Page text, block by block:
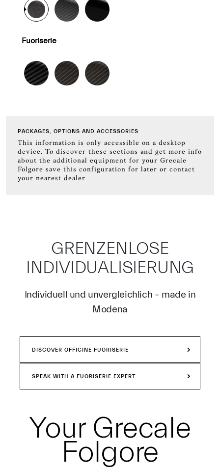
Fuoriserie
PACKAGES, OPTIONS AND ACCESSORIES
This information is only accessible on a desktop
device. To discover these sections and get more info
about the additional equipment for your Grecale
Folgore save this configuration for later or contact
your nearest dealer
GRENZENLOSE
INDIVIDUALISIERUNG
Individuell und unvergleichlich – made in
Modena
DISCOVER OFFICINE FUORISERIE
SPEAK WITH A FUORISERIE EXPERT
Your Grecale
Folgore